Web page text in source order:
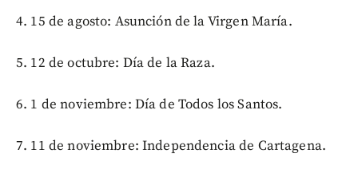
4. 15 de agosto: Asunción de la Virgen María.
5. 12 de octubre: Día de la Raza.
6. 1 de noviembre: Día de Todos los Santos.
7. 11 de noviembre: Independencia de Cartagena.